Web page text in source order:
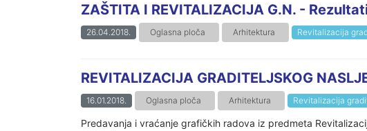
ZAŠTITA I REVITALIZACIJA G.N. -
26.04.2018. Oglasna ploča Arhitektura Revitalizacija
REVITALIZACIJA GRADITELJSKOG
16.01.2018. Oglasna ploča Arhitektura Revitalizacija
Predavanja i vraćanje grafičkih radova iz predmeta